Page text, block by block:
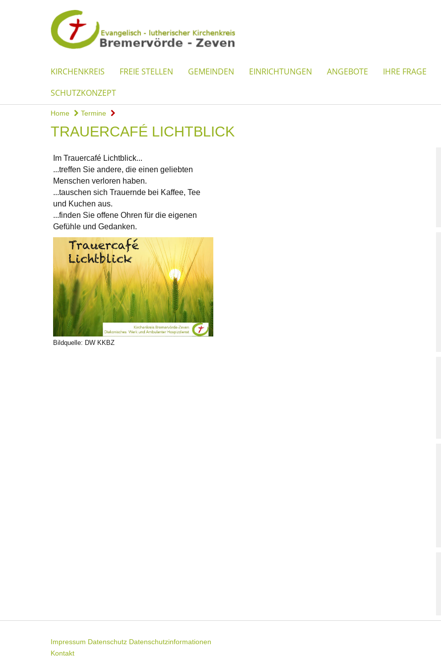
KIRCHENKREIS FREIE STELLEN GEMEINDEN EINRICHTUNGEN ANGEBOTE IHRE FRAGE
SCHUTZKONZEPT
Home Termine
TRAUERCAFÉ LICHTBLICK
Im Trauercafé Lichtblick...
...treffen Sie andere, die einen geliebten
Menschen verloren haben.
...tauschen sich Trauernde bei Kaffee, Tee
und Kuchen aus.
...finden Sie offene Ohren für die eigenen
Gefühle und Gedanken.
Bildquelle: DW KKBZ
Impressum Datenschutz Datenschutzinformationen
Kontakt